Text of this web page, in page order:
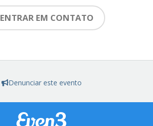
ENTRAR EM CONTATO
Denunciar este evento